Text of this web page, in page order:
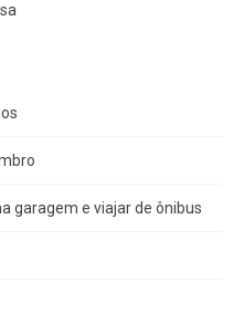
garagem e viajar de ônibus